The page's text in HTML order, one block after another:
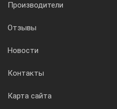
Производители
Отзывы
Новости
Контакты
Карта сайта